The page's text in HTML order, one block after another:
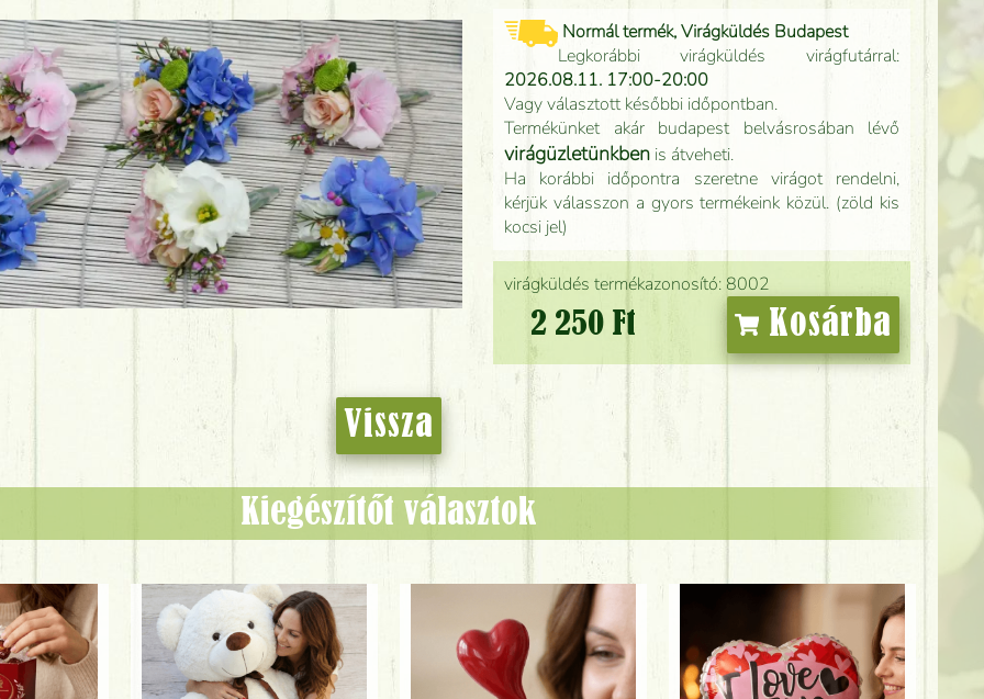
virágküldés termékazonosító: 8002
2 250 Ft Kosárba
Normál termék, Virágküldés Budapest
Legkorábbi virágküldés virágfutárral:
2026.08.11. 17:00-20:00
Vagy választott későbbi időpontban.
Termékünket akár budapest belvásrosában lévő
virágüzletünkben is átveheti.
Ha korábbi időpontra szeretne virágot rendelni,
kérjük válasszon a gyors termékeink közül. (zöld kis
kocsi jel)
Vissza
Kiegészítőt választok